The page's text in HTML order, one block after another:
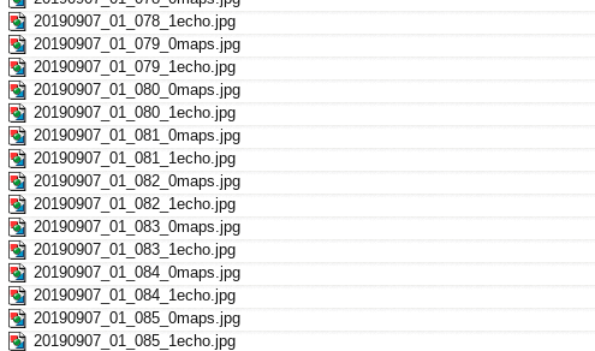
20190907_01_078_1echo.jpg
20190907_01_079_0maps.jpg
20190907_01_079_1echo.jpg
20190907_01_080_0maps.jpg
20190907_01_080_1echo.jpg
20190907_01_081_0maps.jpg
20190907_01_081_1echo.jpg
20190907_01_082_0maps.jpg
20190907_01_082_1echo.jpg
20190907_01_083_0maps.jpg
20190907_01_083_1echo.jpg
20190907_01_084_0maps.jpg
20190907_01_084_1echo.jpg
20190907_01_085_0maps.jpg
20190907_01_085_1echo.jpg